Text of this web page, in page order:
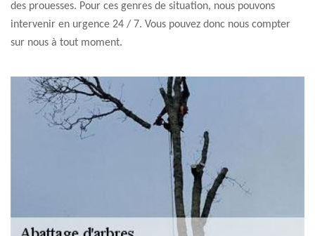
des prouesses. Pour ces genres de situation, nous pouvons
intervenir en urgence 24 / 7. Vous pouvez donc nous compter
sur nous à tout moment.